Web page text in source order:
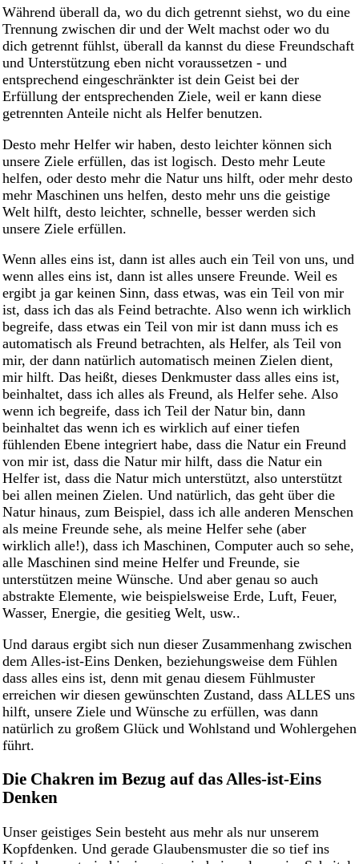
Während überall da, wo du dich getrennt siehst, wo du eine
Trennung zwischen dir und der Welt machst oder wo du
dich getrennt fühlst, überall da kannst du diese Freundschaft
und Unterstützung eben nicht voraussetzen - und
entsprechend eingeschränkter ist dein Geist bei der
Erfüllung der entsprechenden Ziele, weil er kann diese
getrennten Anteile nicht als Helfer benutzen.
Desto mehr Helfer wir haben, desto leichter können sich
unsere Ziele erfüllen, das ist logisch. Desto mehr Leute
helfen, oder desto mehr die Natur uns hilft, oder mehr desto
mehr Maschinen uns helfen, desto mehr uns die geistige
Welt hilft, desto leichter, schnelle, besser werden sich
unsere Ziele erfüllen.
Wenn alles eins ist, dann ist alles auch ein Teil von uns, und
wenn alles eins ist, dann ist alles unsere Freunde. Weil es
ergibt ja gar keinen Sinn, dass etwas, was ein Teil von mir
ist, dass ich das als Feind betrachte. Also wenn ich wirklich
begreife, dass etwas ein Teil von mir ist dann muss ich es
automatisch als Freund betrachten, als Helfer, als Teil von
mir, der dann natürlich automatisch meinen Zielen dient,
mir hilft. Das heißt, dieses Denkmuster dass alles eins ist,
beinhaltet, dass ich alles als Freund, als Helfer sehe. Also
wenn ich begreife, dass ich Teil der Natur bin, dann
beinhaltet das wenn ich es wirklich auf einer tiefen
fühlenden Ebene integriert habe, dass die Natur ein Freund
von mir ist, dass die Natur mir hilft, dass die Natur ein
Helfer ist, dass die Natur mich unterstützt, also unterstützt
bei allen meinen Zielen. Und natürlich, das geht über die
Natur hinaus, zum Beispiel, dass ich alle anderen Menschen
als meine Freunde sehe, als meine Helfer sehe (aber
wirklich alle!), dass ich Maschinen, Computer auch so sehe,
alle Maschinen sind meine Helfer und Freunde, sie
unterstützen meine Wünsche. Und aber genau so auch
abstrakte Elemente, wie beispielsweise Erde, Luft, Feuer,
Wasser, Energie, die gesitieg Welt, usw..
Und daraus ergibt sich nun dieser Zusammenhang zwischen
dem Alles-ist-Eins Denken, beziehungsweise dem Fühlen
dass alles eins ist, denn mit genau diesem Fühlmuster
erreichen wir diesen gewünschten Zustand, dass ALLES uns
hilft, unsere Ziele und Wünsche zu erfüllen, was dann
natürlich zu großem Glück und Wohlstand und Wohlergehen
führt.
Die Chakren im Bezug auf das Alles-ist-Eins
Denken
Unser geistiges Sein besteht aus mehr als nur unserem
Kopfdenken. Und gerade Glaubensmuster die so tief ins